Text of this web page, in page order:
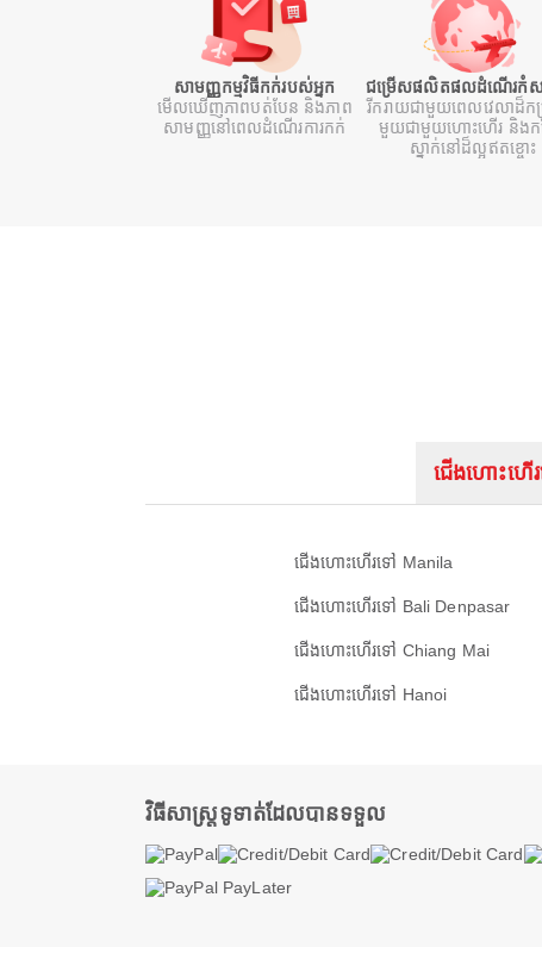
សាមញ្ញកម្មវិធីកក់របស់អ្នក
មើលឃើញភាពបត់បែន និងភាព
សាមញ្ញនៅពេលដំណើរការកក់
ជម្រើសផលិតផលដំណើរកំស
រីករាយជាមួយពេលវេលាដ៏ក
មួយជាមួយហោះហើរ និងកន្
ស្នាក់នៅដ៏ល្អឥតខ្ចោះ
ជើងហោះហើ
ជើងហោះហើរទៅ Manila
ជើងហោះហើរទៅ Bali Denpasar
ជើងហោះហើរទៅ Chiang Mai
ជើងហោះហើរទៅ Hanoi
វិធីសាស្ត្រទូទាត់ដែលបានទទួល